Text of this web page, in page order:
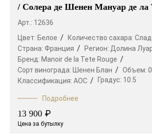
/ Солера де Шенен Мануар де ла
Арт.: 12636
Цвет: Белое Количество сахара:
Страна: Франция Регион: Долина
Бренд: Manoir de la Tete Rouge
Сорт винограда: Шенен Блан Объем:
Классификация: AOC Градус: 10.5
Подробнее
13 900 ₽
Цена за бутылку